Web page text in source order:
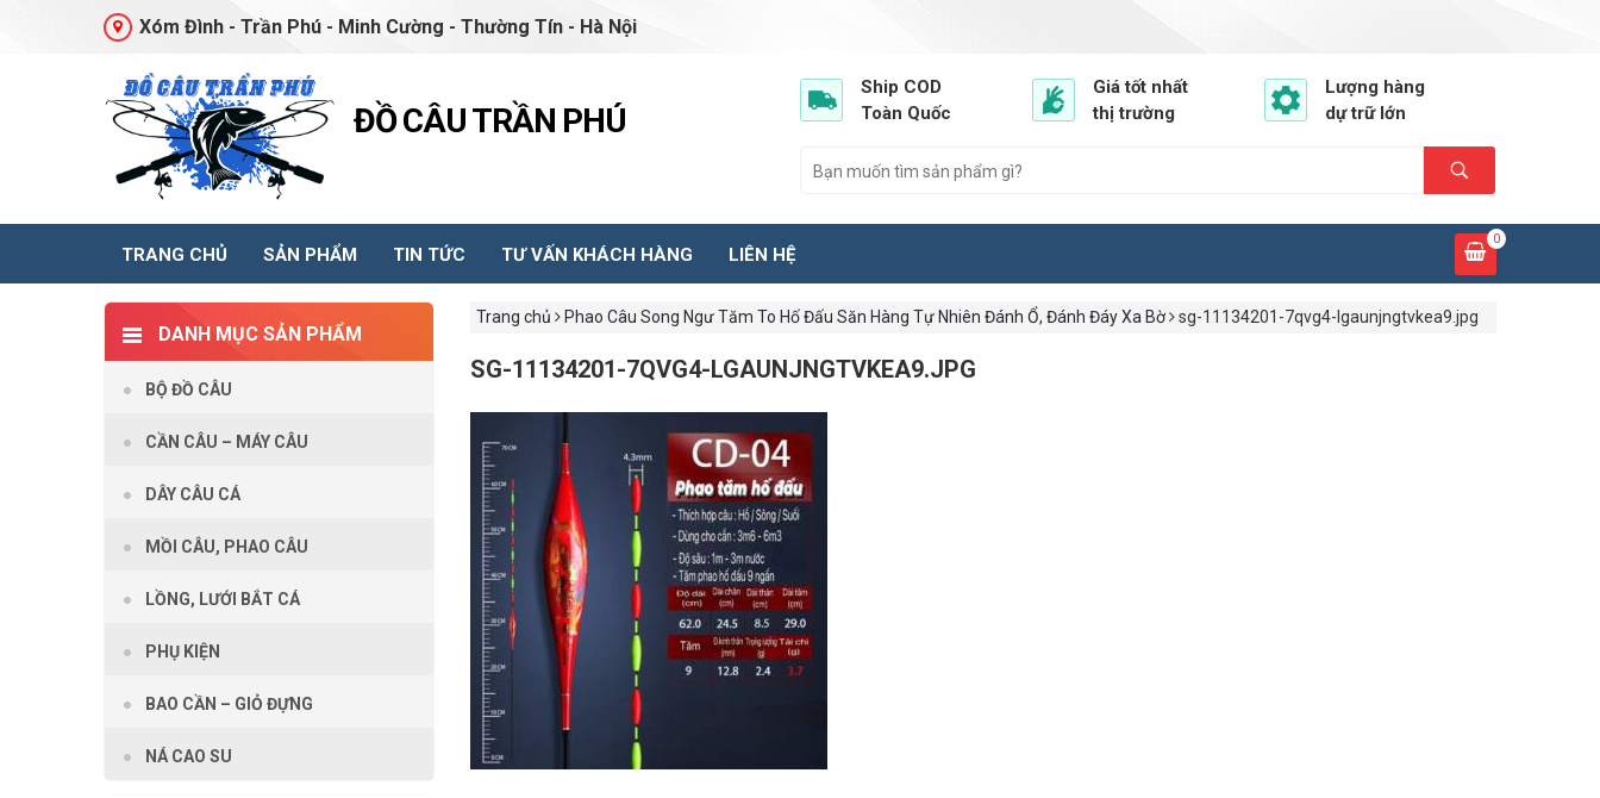
Xóm Đình - Trần Phú - Minh Cường - Thường Tín - Hà Nội
ĐỒ CÂU TRẦN PHÚ
Ship COD
Toàn Quốc
Giá tốt nhất
thị trường
Lượng hàng
dự trữ lớn
TRANG CHỦ SẢN PHẨM TIN TỨC TƯ VẤN KHÁCH HÀNG LIÊN HỆ
0
Trang chủ Phao Câu Song Ngư Tăm To Hố Đấu Săn Hàng Tự Nhiên Đánh Ổ, Đánh Đáy Xa Bờ sg-11134201-7qvg4-lgaunjngtvkea9.jpg
SG-11134201-7QVG4-LGAUNJNGTVKEA9.JPG
DANH MỤC SẢN PHẨM
BỘ ĐỒ CÂU
CẦN CÂU – MÁY CÂU
DÂY CÂU CÁ
MỒI CÂU, PHAO CÂU
LỒNG, LƯỚI BẮT CÁ
PHỤ KIỆN
BAO CẦN – GIỎ ĐỰNG
NÁ CAO SU